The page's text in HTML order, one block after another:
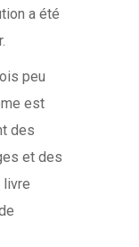
a été
peu
est
des
et des
livre